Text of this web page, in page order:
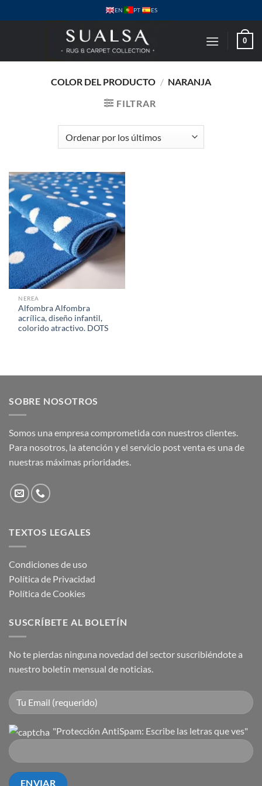
al
EN PT ES
0
COLOR DEL PRODUCTO / NARANJA
FILTRAR
NEREA
Alfombra Alfombra
acrílica, diseño infantil,
colorido atractivo. DOTS
SOBRE NOSOTROS
Somos una empresa comprometida con nuestros clientes.
Para nosotros, la atención y el servicio post venta es una de
nuestras máximas prioridades.
TEXTOS LEGALES
Condiciones de uso
Política de Privacidad
Política de Cookies
SUSCRÍBETE AL BOLETÍN
No te pierdas ninguna novedad del sector suscribiéndote a
nuestro boletín mensual de noticias.
"Protección AntiSpam: Escribe las letras que ves"